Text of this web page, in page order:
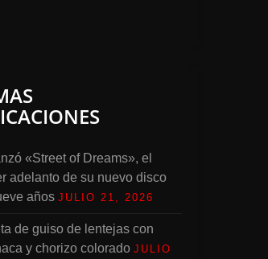
«Street of Dreams», el
adelanto de su nuevo disco
años JULIO 21, 2026
de guiso de lentejas con
y chorizo colorado JULIO